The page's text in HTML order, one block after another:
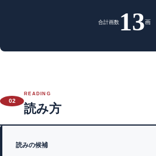
合計画数 13画
02
READING
読み方
読みの候補